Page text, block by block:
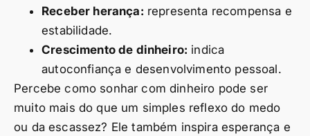
Receber herança: representa recompensa e
estabilidade.
Crescimento de dinheiro: indica
autoconfiança e desenvolvimento pessoal.
Percebe como sonhar com dinheiro pode ser
muito mais do que um simples reflexo do medo
ou da escassez? Ele também inspira esperança e